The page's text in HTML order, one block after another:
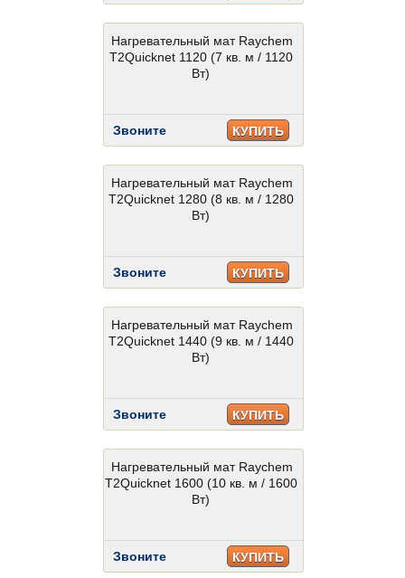
Нагревательный мат Raychem
T2Quicknet 1120 (7 кв. м / 1120
Вт)
Звоните КУПИТЬ
Нагревательный мат Raychem
T2Quicknet 1280 (8 кв. м / 1280
Вт)
Звоните КУПИТЬ
Нагревательный мат Raychem
T2Quicknet 1440 (9 кв. м / 1440
Вт)
Звоните КУПИТЬ
Нагревательный мат Raychem
T2Quicknet 1600 (10 кв. м / 1600
Вт)
Звоните КУПИТЬ